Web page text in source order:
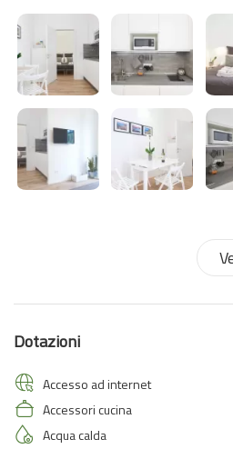
tutta la splendida Riviera Ligure.
Che siate in viaggio per una vacanza
o un soggiorno alla scoperta del
accoglierà con stile e comfort.
Dotazioni
Accesso ad internet
Accessori cucina
Acqua calda